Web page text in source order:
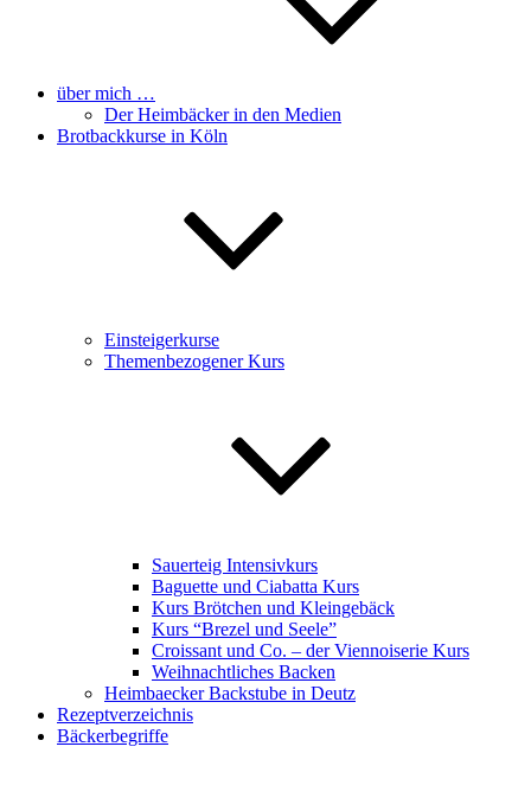
über mich …
Der Heimbäcker in den Medien
Brotbackkurse in Köln
Einsteigerkurse
Themenbezogener Kurs
Sauerteig Intensivkurs
Baguette und Ciabatta Kurs
Kurs Brötchen und Kleingebäck
Kurs “Brezel und Seele”
Croissant und Co. – der Viennoiserie Kurs
Weihnachtliches Backen
Heimbaecker Backstube in Deutz
Rezeptverzeichnis
Bäckerbegriffe